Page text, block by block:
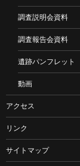
調査説明会資料
調査報告会資料
遺跡パンフレット
動画
アクセス
リンク
サイトマップ